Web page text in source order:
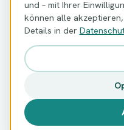
und – mit Ihrer
können alle
Details in der